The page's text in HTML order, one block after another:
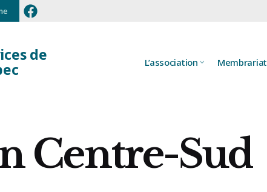
L’association Membrariat
Centre-Sud